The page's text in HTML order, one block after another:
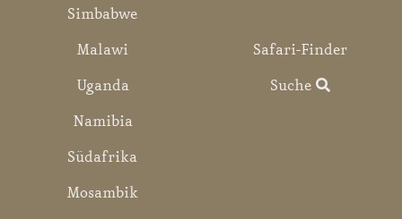
Simbabwe
Malawi
Uganda
Namibia
Südafrika
Mosambik
Safari-Finder
Suche